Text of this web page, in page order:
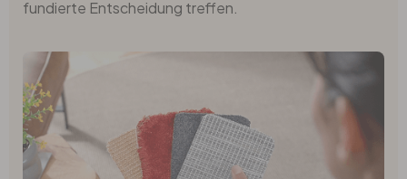
fundierte Entscheidung treffen.